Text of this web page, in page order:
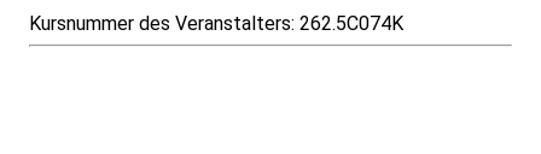
Kursnummer des Veranstalters: 262.5C074K